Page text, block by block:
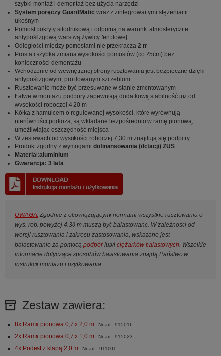
szybki montaż i demontaż bez użycia narzędzi
System poręczy GuardMatic wraz z zintegrowanymi stężeniami
ukośnym
Pomost pokryty sitodrukową i odporną na warunki atmosferyczne
antypoślizgową warstwą żywicy fenolowej
Odległości między pomostami nie przekracza 2 m
Prosta i szybka zmiana wysokości pomostów (co 25cm) bez
konieczności demontażu
Wchodzenie od wewnętrznej strony rusztowania jest bezpieczne dzięki
antypoślizgowym, profilowanym szczeblom
Rusztowanie może być przesuwane w stanie zmontowanym
Łatwe w montażu podpory zapewniają dodatkową stabilność już od
wysokości roboczej 4,20 m
Kółka z hamulcem o regulowanej wysokości, które wyrównują
nierówności podłoża, są wkładane bezpośrednio w ramę pionową,
umożliwiając oszczędność miejsca
W zestawach od wysokości roboczej 7,30 m znajdują się podpory
Produkt zgodny z wymogami dofinansowania (dotacji) ZUS
Materiał:aluminium
Gwarancja: 3 lata
UWAGA: Zgodnie z obowiązującymi normami wszystkie rusztowania o
wys. rob. powyżej 4.30 m muszą być balastowane. W zależności od
wersji rusztowania i zakresu zastosowania, wskazane jest
balastowanie za pomocą podpórlub/i ciężarków balastowych. Wszelkie
informacje dotyczące sposobów balastowania znajdą Państwo w
instrukcji montażu i użytkowania.
Zestaw zawiera:
8x Rama pionowa 0,7 x 2,0 m Nr art. 915016
2x Rama pionowa 0,7 x 1,0 m Nr art. 915023
4x Podest z klapą 2,0 m Nr art. 911001